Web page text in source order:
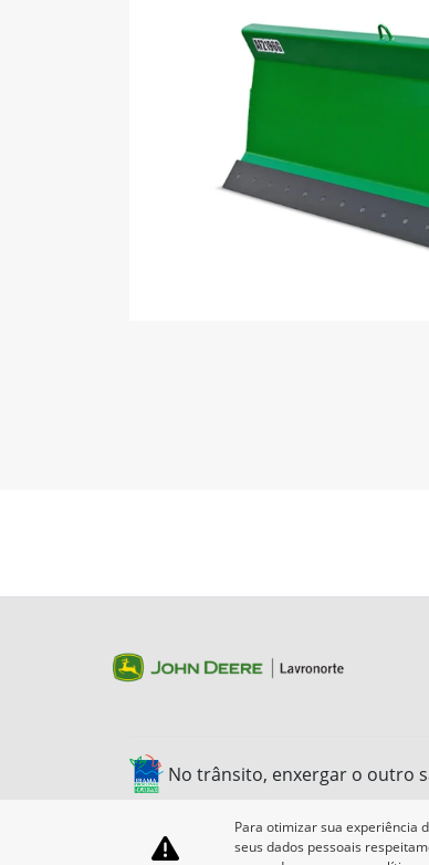
No trânsito, enxergar o outro
Para otimizar sua experiência
seus dados pessoais